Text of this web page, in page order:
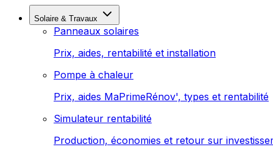
Solaire & Travaux
Panneaux solaires
Prix, aides, rentabilité et installation
Pompe à chaleur
Prix, aides MaPrimeRénov', types et rentabilité
Simulateur rentabilité
Production, économies et retour sur